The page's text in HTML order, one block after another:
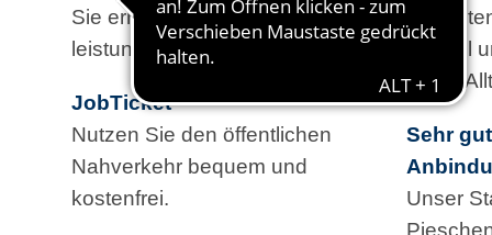
Sie erhalten eine faire und
leistungsgerechte Vergütung.
JobTicket
Nutzen Sie den öffentlichen
Nahverkehr bequem und
kostenfrei.
flexibel
Ihrem
Sehr
Unser